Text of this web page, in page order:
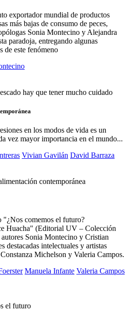
exportador mundial de productos
más bajas de consumo de peces,
Sonia Montecino y Alejandra
paradoja, entregando algunas
de este fenómeno
en los modos de vida es un
vez mayor importancia en el mundo...
Vivian Gavilán David Barraza
"¿Nos comemos el futuro?
Huacha" (Editorial UV – Colección
Sonia Montecino y Cristian
destacadas intelectuales y artistas
Michelson y Valeria Campos.
Manuela Infante Valeria Campos